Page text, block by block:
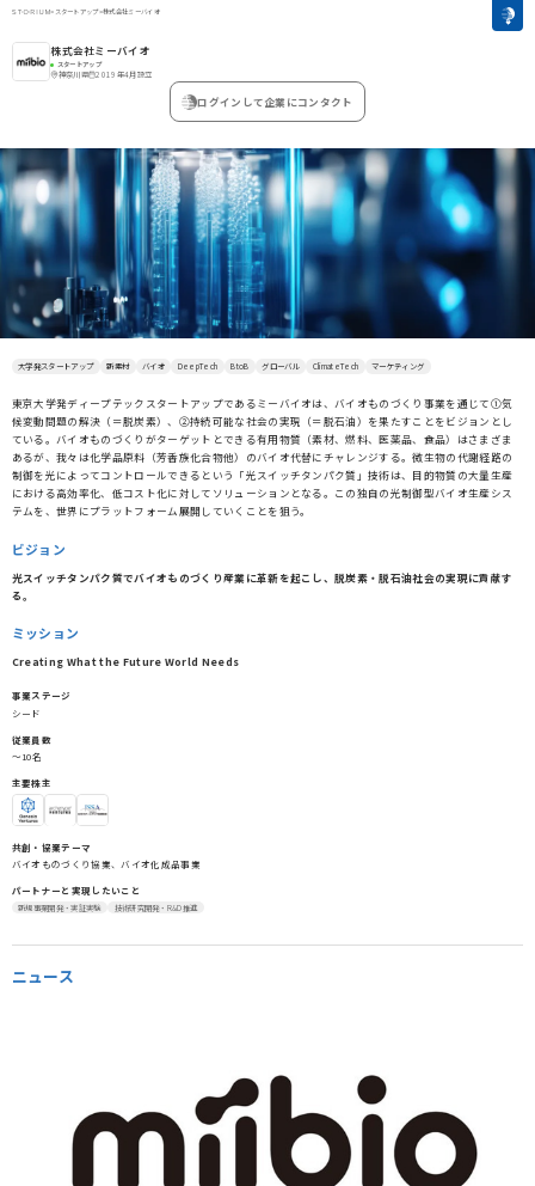
> スタートアップ>株式会社ミーバイオ
株式会社ミーバイオ
スタートアップ
神奈川県 2019年4月設立
ログインして企業にコンタクト
大学発スタートアップ 新素材 バイオ DeepTech BtoB グローバル ClimateTech マーケティング
東京大学発ディープテックスタートアップであるミーバイオは、バイオものづくり事業を通じて①気
候変動問題の解決（＝脱炭素）、②持続可能な社会の実現（＝脱石油）を果たすことをビジョンとし
ている。バイオものづくりがターゲットとできる有用物質（素材、燃料、医薬品、食品）はさまざま
あるが、我々は化学品原料（芳香族化合物他）のバイオ代替にチャレンジする。微生物の代謝経路の
制御を光によってコントロールできるという「光スイッチタンパク質」技術は、目的物質の大量生産
における高効率化、低コスト化に対してソリューションとなる。この独自の光制御型バイオ生産シス
テムを、世界にプラットフォーム展開していくことを狙う。
ビジョン
光スイッチタンパク質でバイオものづくり産業に革新を起こし、脱炭素・脱石油社会の実現に貢献す
る。
ミッション
Creating What the Future World Needs
事業ステージ
シード
従業員数
〜10名
主要株主
共創・協業テーマ
バイオものづくり協業、バイオ化成品事業
パートナーと実現したいこと
新規事業開発・実証実験 技術研究開発・R&D推進
ニュース